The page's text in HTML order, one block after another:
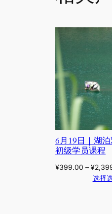
6月19日｜湖
初级学员课程
¥399.00 – ¥
选择